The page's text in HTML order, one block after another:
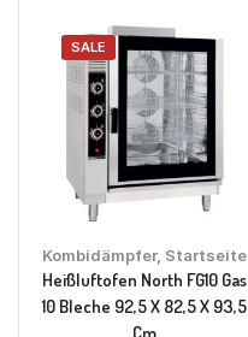
SALE
Kombidämpfer, Startseite
Heißluftofen North FG10 Gas
10 Bleche 92,5 X 82,5 X 93,5
Cm